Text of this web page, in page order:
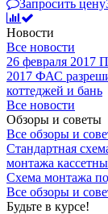
Запросить цену
Новости
Все новости
26 февраля 2017
2017 ФАС
коттеджей и бань
Все новости
Обзоры и советы
Все обзоры и
Стандартная
монтажа
Схема монтажа
Все обзоры и
Будьте в курсе!